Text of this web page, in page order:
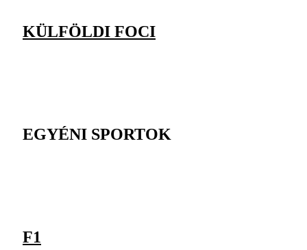
KÜLFÖLDI FOCI
EGYÉNI SPORTOK
F1